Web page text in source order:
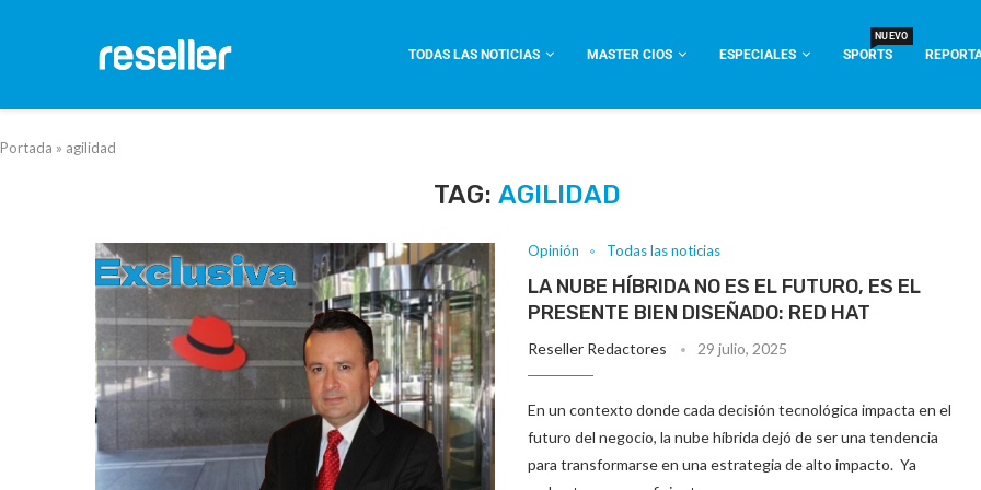
TODAS LAS NOTICIAS MASTER CIOS ESPECIALES SPORTS
NUEVO
Portada » agilidad
TAG:AGILIDAD
Opinión Todas las noticias
LA NUBE HÍBRIDA NO ES EL FUTURO, ES EL
PRESENTE BIEN DISEÑADO: RED HAT
Reseller Redactores 29 julio, 2025
En un contexto donde cada decisión tecnológica impacta en el
futuro del negocio, la nube híbrida dejó de ser una tendencia
para transformarse en una estrategia de alto impacto. Ya